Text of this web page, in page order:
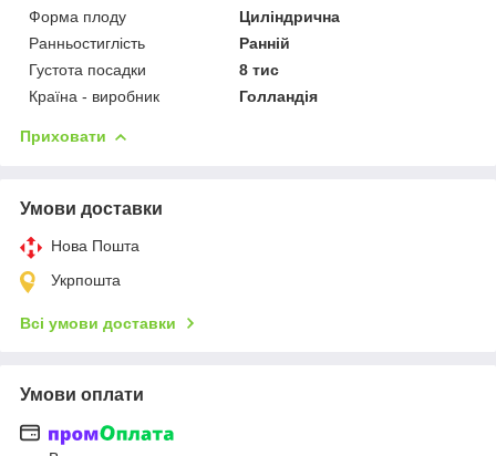
Форма плоду
Циліндрична
Ранньостиглість
Ранній
Густота посадки
8 тис
Країна - виробник
Голландія
Приховати
Умови доставки
Нова Пошта
Укрпошта
Всі умови доставки
Умови оплати